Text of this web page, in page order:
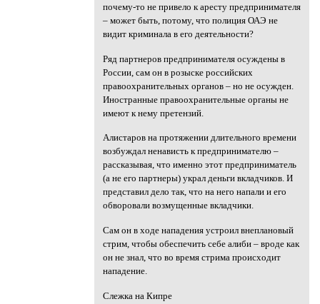
почему-то не привело к аресту предпринимателя
– может быть, потому, что полиция ОАЭ не
видит криминала в его деятельности?
Ряд партнеров предпринимателя осуждены в
России, сам он в розыске российских
правоохранительных органов – но не осужден.
Иностранные правоохранительные органы не
имеют к нему претензий.
Алистаров на протяжении длительного времени
возбуждал ненависть к предпринимателю –
рассказывая, что именно этот предприниматель
(а не его партнеры) украл деньги вкладчиков. И
представил дело так, что на него напали и его
обворовали возмущенные вкладчики.
Сам он в ходе нападения устроил внеплановый
стрим, чтобы обеспечить себе алиби – вроде как
он не знал, что во время стрима происходит
нападение.
Слежка на Кипре